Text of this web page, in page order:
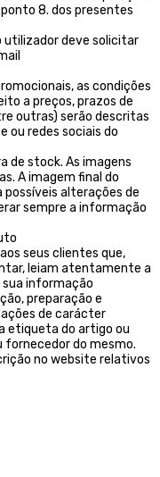
8. dos presentes
utilizador deve solicitar
as condições
a preços, prazos de
outras) serão descritas
ou redes sociais do
de stock. As imagens
A imagem final do
possíveis alterações de
sempre a informação
seus clientes que,
leiam atentamente a
sua informação
preparação e
de carácter
etiqueta do artigo ou
do mesmo.
no website relativos